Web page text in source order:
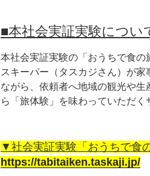
■本社会実証実験につい
本社会実証実験の「おうちで食
スキーパー（タスカジさん）が
ながら、依頼者へ地域の観光や
ら「旅体験」を味わっていただく
▼社会実証実験「おうちで食
https://tabitaiken.taskaji.jp/